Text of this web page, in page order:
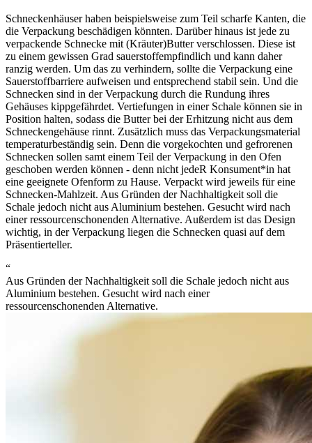
Schneckenhäuser haben beispielsweise zum Teil scharfe Kanten, die
die Verpackung beschädigen könnten. Darüber hinaus ist jede zu
verpackende Schnecke mit (Kräuter)Butter verschlossen. Diese ist
zu einem gewissen Grad sauerstoffempfindlich und kann daher
ranzig werden. Um das zu verhindern, sollte die Verpackung eine
Sauerstoffbarriere aufweisen und entsprechend stabil sein. Und die
Schnecken sind in der Verpackung durch die Rundung ihres
Gehäuses kippgefährdet. Vertiefungen in einer Schale können sie in
Position halten, sodass die Butter bei der Erhitzung nicht aus dem
Schneckengehäuse rinnt. Zusätzlich muss das Verpackungsmaterial
temperaturbeständig sein. Denn die vorgekochten und gefrorenen
Schnecken sollen samt einem Teil der Verpackung in den Ofen
geschoben werden können - denn nicht jedeR Konsument*in hat
eine geeignete Ofenform zu Hause. Verpackt wird jeweils für eine
Schnecken-Mahlzeit. Aus Gründen der Nachhaltigkeit soll die
Schale jedoch nicht aus Aluminium bestehen. Gesucht wird nach
einer ressourcenschonenden Alternative. Außerdem ist das Design
wichtig, in der Verpackung liegen die Schnecken quasi auf dem
Präsentierteller.
“
Aus Gründen der Nachhaltigkeit soll die Schale jedoch nicht aus
Aluminium bestehen. Gesucht wird nach einer
ressourcenschonenden Alternative.